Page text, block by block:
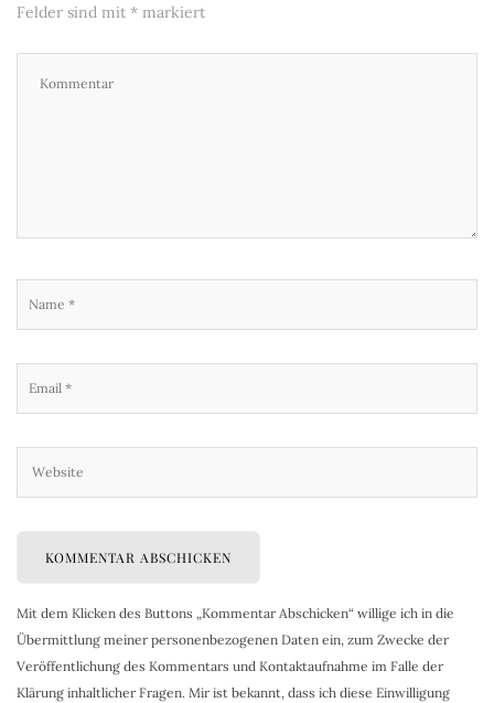
Felder sind mit * markiert
Mit dem Klicken des Buttons „Kommentar Abschicken“ willige ich in die
Übermittlung meiner personenbezogenen Daten ein, zum Zwecke der
Veröffentlichung des Kommentars und Kontaktaufnahme im Falle der
Klärung inhaltlicher Fragen. Mir ist bekannt, dass ich diese Einwilligung